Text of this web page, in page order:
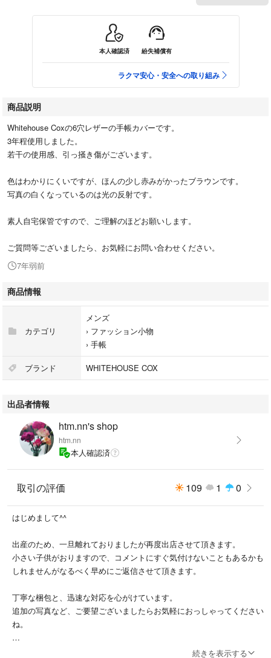
本人確認済 紛失補償有
ラクマ安心・安全への取り組み
商品説明
Whitehouse Coxの6穴レザーの手帳カバーです。
3年程使用しました。
若干の使用感、引っ掻き傷がございます。
色はわかりにくいですが、ほんの少し赤みがかったブラウンです。
写真の白くなっているのは光の反射です。
素人自宅保管ですので、ご理解のほどお願いします。
ご質問等ございましたら、お気軽にお問い合わせください。
7年弱前
商品情報
カテゴリ
メンズ
› ファッション小物
› 手帳
ブランド WHITEHOUSE COX
出品者情報
htm.nn's shop
htm.nn
本人確認済
取引の評価 109 1 0
はじめまして^^
出産のため、一旦離れておりましたが再度出店させて頂きます。
小さい子供がおりますので、コメントにすぐ気付けないこともあるかも
しれませんがなるべく早めにご返信させて頂きます。
丁寧な梱包と、迅速な対応を心がけています。
追加の写真など、ご要望ございましたらお気軽におっしゃってください
ね。
基本的に、傷みのない商品の出品を心がけておりますが、素人保管のも
続きを表示する